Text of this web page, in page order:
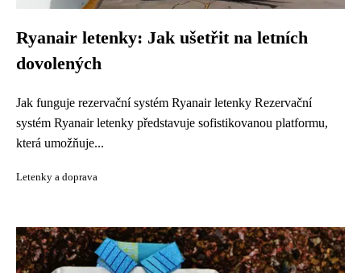
Ryanair letenky: Jak ušetřit na letních
dovolených
Jak funguje rezervační systém Ryanair letenky Rezervační
systém Ryanair letenky představuje sofistikovanou platformu,
která umožňuje...
Letenky a doprava